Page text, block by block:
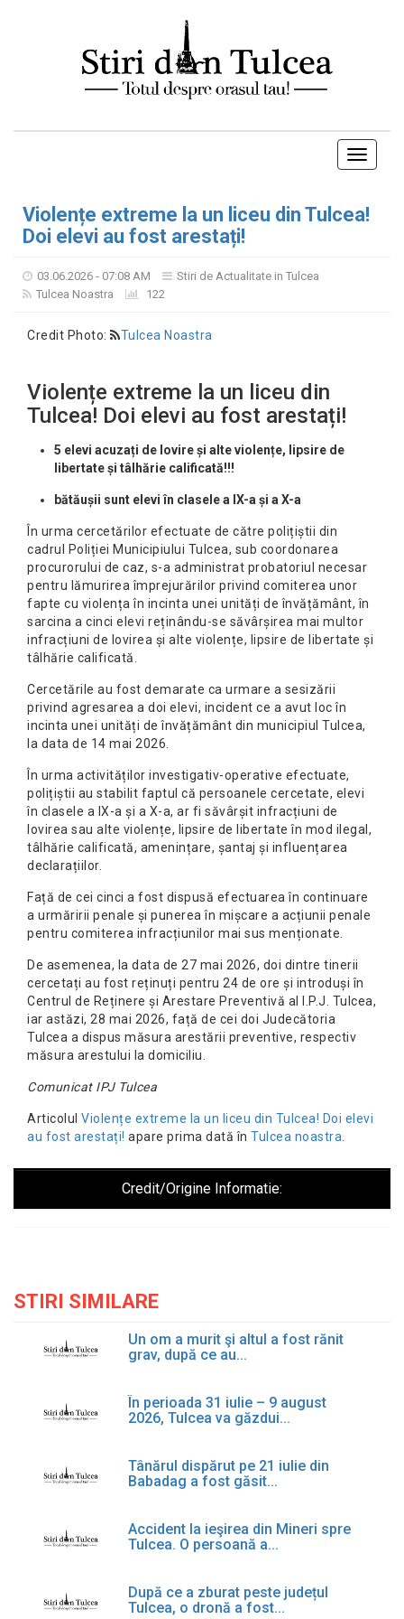
Toggle
Violențe extreme la un liceu din Tulcea!
Doi elevi au fost arestați!
03.06.2026 - 07:08 AM
Stiri de Actualitate in Tulcea
Tulcea Noastra
122
Credit Photo: Tulcea Noastra
Violențe extreme la un liceu din
Tulcea! Doi elevi au fost arestați!
5 elevi acuzați de lovire și alte violențe, lipsire de
libertate și tâlhărie calificată!!!
bătăușii sunt elevi în clasele a IX-a și a X-a
În urma cercetărilor efectuate de către polițiștii din
cadrul Poliției Municipiului Tulcea, sub coordonarea
procurorului de caz, s-a administrat probatoriul necesar
pentru lămurirea împrejurărilor privind comiterea unor
fapte cu violența în incinta unei unități de învățământ, în
sarcina a cinci elevi reținându-se săvârșirea mai multor
infracțiuni de lovirea și alte violențe, lipsire de libertate și
tâlhărie calificată.
Cercetările au fost demarate ca urmare a sesizării
privind agresarea a doi elevi, incident ce a avut loc în
incinta unei unități de învățământ din municipiul Tulcea,
la data de 14 mai 2026.
În urma activităților investigativ-operative efectuate,
polițiștii au stabilit faptul că persoanele cercetate, elevi
în clasele a IX-a și a X-a, ar fi săvârșit infracțiuni de
lovirea sau alte violențe, lipsire de libertate în mod ilegal,
tâlhărie calificată, amenințare, șantaj și influențarea
declarațiilor.
Față de cei cinci a fost dispusă efectuarea în continuare
a urmăririi penale și punerea în mișcare a acțiunii penale
pentru comiterea infracțiunilor mai sus menționate.
De asemenea, la data de 27 mai 2026, doi dintre tinerii
cercetați au fost reținuți pentru 24 de ore și introduși în
Centrul de Reținere și Arestare Preventivă al I.P.J. Tulcea,
iar astăzi, 28 mai 2026, față de cei doi Judecătoria
Tulcea a dispus măsura arestării preventive, respectiv
măsura arestului la domiciliu.
Comunicat IPJ Tulcea
Articolul Violențe extreme la un liceu din Tulcea! Doi elevi
au fost arestați! apare prima dată în Tulcea noastra.
Credit/Origine Informatie:
STIRI SIMILARE
Un om a murit şi altul a fost rănit
grav, după ce au...
În perioada 31 iulie – 9 august
2026, Tulcea va găzdui...
Tânărul dispărut pe 21 iulie din
Babadag a fost găsit...
Accident la ieşirea din Mineri spre
Tulcea. O persoană a...
După ce a zburat peste județul
Tulcea, o dronă a fost...